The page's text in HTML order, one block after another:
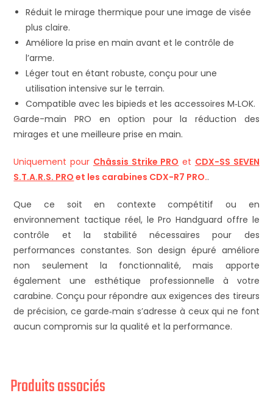
Réduit le mirage thermique pour une image de visée
plus claire.
Améliore la prise en main avant et le contrôle de
l’arme.
Léger tout en étant robuste, conçu pour une
utilisation intensive sur le terrain.
Compatible avec les bipieds et les accessoires M‑LOK.
Garde-main PRO en option pour la réduction des
mirages et une meilleure prise en main.
Uniquement pour Châssis Strike PRO et CDX-SS SEVEN
S.T.A.R.S. PRO et les carabines CDX-R7 PRO..
Que ce soit en contexte compétitif ou en
environnement tactique réel, le Pro Handguard offre le
contrôle et la stabilité nécessaires pour des
performances constantes. Son design épuré améliore
non seulement la fonctionnalité, mais apporte
également une esthétique professionnelle à votre
carabine. Conçu pour répondre aux exigences des tireurs
de précision, ce garde‑main s’adresse à ceux qui ne font
aucun compromis sur la qualité et la performance.
Produits associés